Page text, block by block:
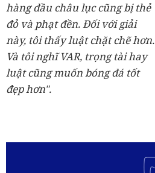
hàng đầu châu lục cũng bị thẻ
đỏ và phạt đền. Đối với giải
này, tôi thấy luật chặt chẽ hơn.
Và tôi nghĩ VAR, trọng tài hay
luật cũng muốn bóng đá tốt
đẹp hơn".